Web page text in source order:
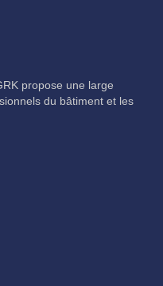
propose une large
du bâtiment et les